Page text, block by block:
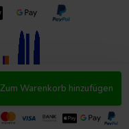
Zum Warenkorb hinzufügen